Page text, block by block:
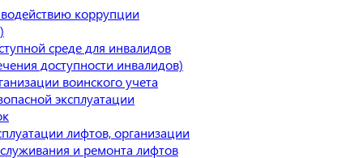
коррупции
среде для инвалидов
доступности инвалидов)
воинского учета
эксплуатации
лифтов, организации
и ремонта лифтов